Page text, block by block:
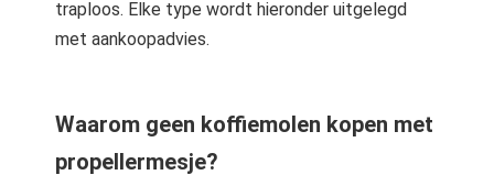
traploos. Elke type wordt hieronder uitgelegd
met aankoopadvies.
Waarom geen koffiemolen kopen met
propellermesje?